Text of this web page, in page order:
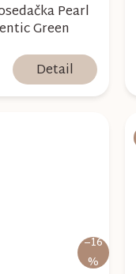
Pearl
Green
Detail
–16
%